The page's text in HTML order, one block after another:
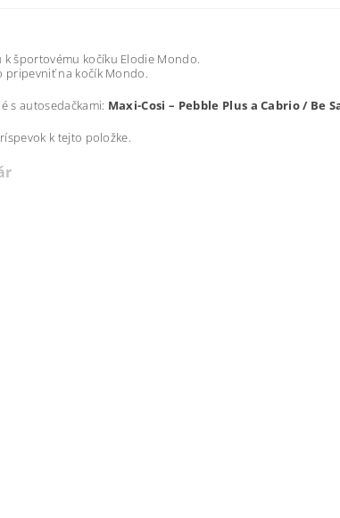
športovému kočíku Elodie Mondo.
pripevniť na kočík Mondo.
s autosedačkami: Maxi-Cosi – Pebble Plus a Cabrio / Be
k tejto položke.